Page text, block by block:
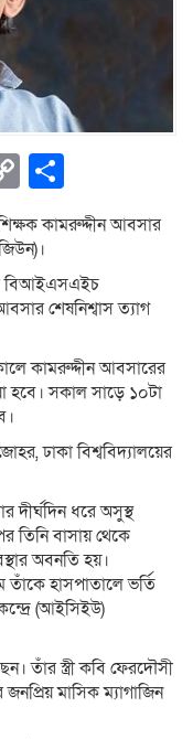
Copy
Link
কামরুদ্দীন আবসার
বিআইএসএইচ
শেষনিশ্বাস ত্যাগ
কামরুদ্দীন আবসারের
হবে। সকাল সাড়ে ১০টা
ঢাকা বিশ্ববিদ্যালয়ের
দীর্ঘদিন ধরে অসুস্থ
তিনি বাসায় থেকে
অবনতি হয়।
তাঁকে হাসপাতালে ভর্তি
(আইসিইউ)
তাঁর স্ত্রী কবি ফেরদৌসী
মাসিক ম্যাগাজিন